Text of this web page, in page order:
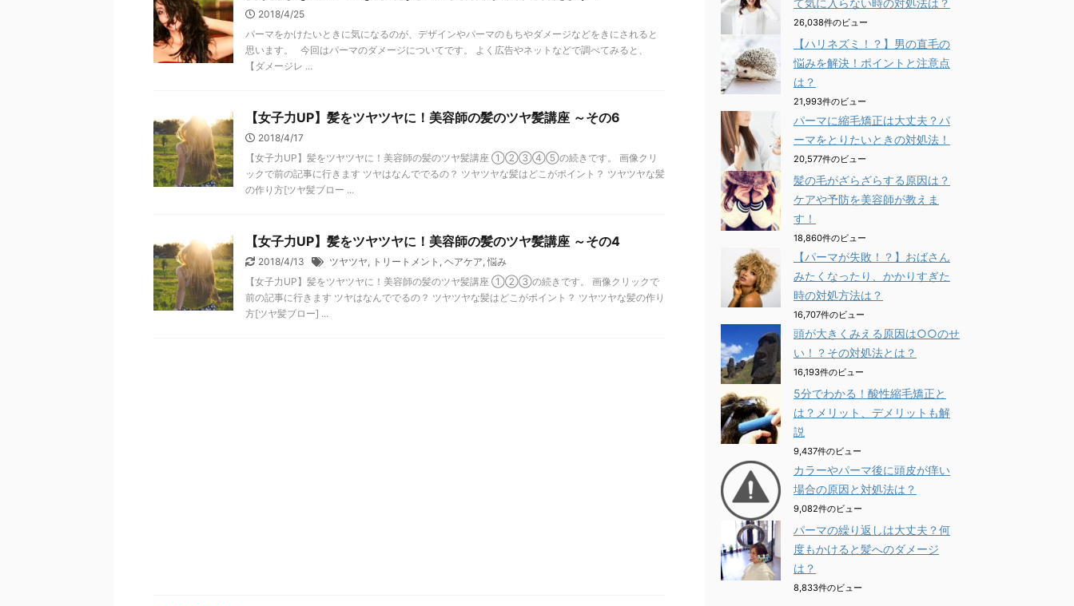
2018/4/25
パーマをかけたいときに気になるのが、デザインやパーマのもちやダメージなどをきにされると
思います。 今回はパーマのダメージについてです。 よく広告やネットなどで調べてみると、
【ダメージレ ...
【女子力UP】髪をツヤツヤに！美容師の髪のツヤ髪講座 ～その6
2018/4/17
【女子力UP】髪をツヤツヤに！美容師の髪のツヤ髪講座 ①②③④⑤の続きです。 画像クリ
ックで前の記事に行きます ツヤはなんででるの？ ツヤツヤな髪はどこがポイント？ ツヤツヤな髪
の作り方[ツヤ髪ブロー ...
【女子力UP】髪をツヤツヤに！美容師の髪のツヤ髪講座 ～その4
2018/4/13 ツヤツヤ, トリートメント , ヘアケア, 悩み
【女子力UP】髪をツヤツヤに！美容師の髪のツヤ髪講座 ①②③の続きです。 画像クリックで
前の記事に行きます ツヤはなんででるの？ ツヤツヤな髪はどこがポイント？ ツヤツヤな髪の作り
方[ツヤ髪ブロー] ...
て気に入らない時の対処法は？
26,038件のビュー
【ハリネズミ！？】男の直毛の
悩みを解決！ポイントと注意点
は？
21,993件のビュー
パーマに縮毛矯正は大丈夫？パ
ーマをとりたいときの対処法！
20,577件のビュー
髪の毛がざらざらする原因は？
ケアや予防を美容師が教えま
す！
18,860件のビュー
【パーマが失敗！？】おばさん
みたくなったり、かかりすぎた
時の対処方法は？
16,707件のビュー
頭が大きくみえる原因は○○のせ
い！？その対処法とは？
16,193件のビュー
5分でわかる！酸性縮毛矯正と
は？メリット、デメリットも解
説
9,437件のビュー
カラーやパーマ後に頭皮が痒い
場合の原因と対処法は？
9,082件のビュー
パーマの繰り返しは大丈夫？何
度もかけると髪へのダメージ
は？
8,833件のビュー